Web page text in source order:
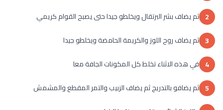
2 ثم يضاف بشر البرتقال ويخلطو جيدا حتى يصبح القوام كريمي
3 ثم يضاف روح اللوز والكريمة الحامضة ويخلطو جيدا
4 في هذه الاثناء تخلط كل المكونات الجافة معا
5 ثم يضافو بالتدريج ثم يضاف الزبيب والتمر المقطع والمشمش